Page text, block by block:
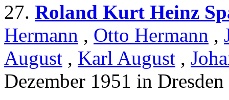
27. Roland Kurt Heinz
Hermann , Otto Hermann ,
August , Karl August ,
Dezember 1951 in